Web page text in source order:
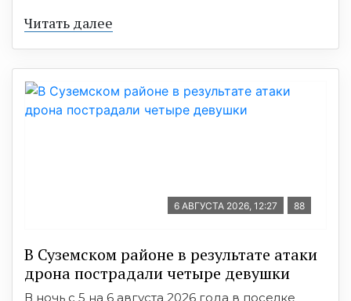
Читать далее
6 АВГУСТА 2026, 12:27 88
В Суземском районе в результате атаки
дрона пострадали четыре девушки
В ночь с 5 на 6 августа 2026 года в поселке